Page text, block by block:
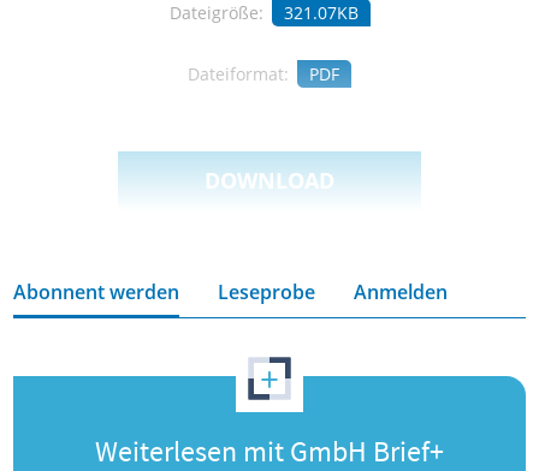
Dateigröße: 321.07KB
Dateiformat: PDF
DOWNLOAD
Abonnent werden Leseprobe Anmelden
+
Weiterlesen mit GmbH Brief+